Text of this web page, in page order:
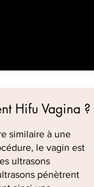
Hifu Vagina ?
similaire à une
le vagin est
ultrasons
pénètrent